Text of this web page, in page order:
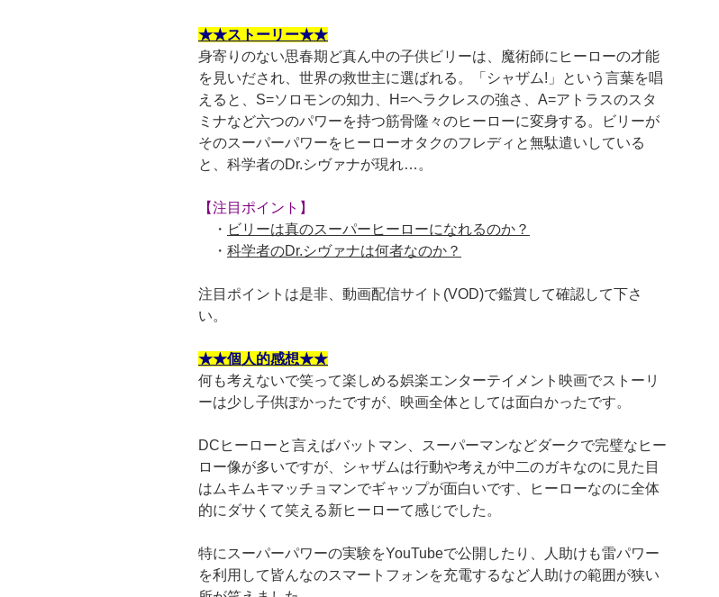
★★ストーリー★★
身寄りのない思春期ど真ん中の子供ビリーは、魔術師にヒーローの才能
を見いだされ、世界の救世主に選ばれる。「シャザム!」という言葉を唱
えると、S=ソロモンの知力、H=ヘラクレスの強さ、A=アトラスのスタ
ミナなど六つのパワーを持つ筋骨隆々のヒーローに変身する。ビリーが
そのスーパーパワーをヒーローオタクのフレディと無駄遣いしている
と、科学者のDr.シヴァナが現れ…。
【注目ポイント】
・ ビリーは真のスーパーヒーローになれるのか？
・ 科学者のDr.シヴァナは何者なのか？
注目ポイントは是非、動画配信サイト(VOD)で鑑賞して確認して下さ
い。
★★個人的感想★★
何も考えないで笑って楽しめる娯楽エンターテイメント映画でストーリ
ーは少し子供ぽかったですが、映画全体としては面白かったです。
DCヒーローと言えばバットマン、スーパーマンなどダークで完璧なヒー
ロー像が多いですが、シャザムは行動や考えが中二のガキなのに見た目
はムキムキマッチョマンでギャップが面白いです、ヒーローなのに全体
的にダサくて笑える新ヒーローて感じでした。
特にスーパーパワーの実験をYouTubeで公開したり、人助けも雷パワー
を利用して皆んなのスマートフォンを充電するなど人助けの範囲が狭い